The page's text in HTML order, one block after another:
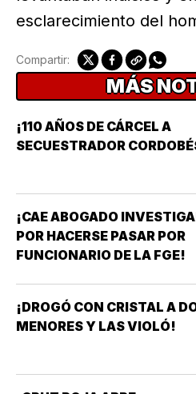
esclarecimiento del
Compartir:
MÁS
¡110 AÑOS DE CÁRCEL A
SECUESTRADOR
¡CAE ABOGADO
POR HACERSE PASAR POR
FUNCIONARIO DE LA FGE!
¡DROGÓ CON CRISTAL A
MENORES Y LAS VIOLÓ!